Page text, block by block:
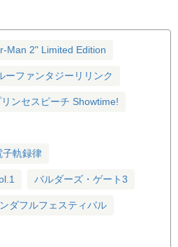
Man 2" Limited Edition
ーファンタジーリリンク
リンセスピーチ Showtime!
子軌録律
バルダーズ・ゲート3
ダフルフェスティバル